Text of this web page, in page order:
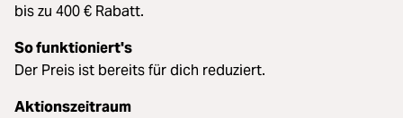
bis zu 400 € Rabatt.
So funktioniert's
Der Preis ist bereits für dich reduziert.
Aktionszeitraum